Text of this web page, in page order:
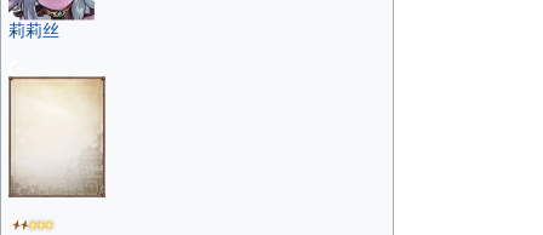
莉莉丝